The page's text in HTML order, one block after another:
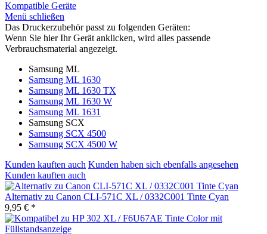
Kompatible Geräte
Menü schließen
Das Druckerzubehör passt zu folgenden Geräten:
Wenn Sie hier Ihr Gerät anklicken, wird alles passende
Verbrauchsmaterial angezeigt.
Samsung ML
Samsung ML 1630
Samsung ML 1630 TX
Samsung ML 1630 W
Samsung ML 1631
Samsung SCX
Samsung SCX 4500
Samsung SCX 4500 W
Kunden kauften auch Kunden haben sich ebenfalls angesehen
Kunden kauften auch
Alternativ zu Canon CLI-571C XL / 0332C001 Tinte Cyan
9,95 € *